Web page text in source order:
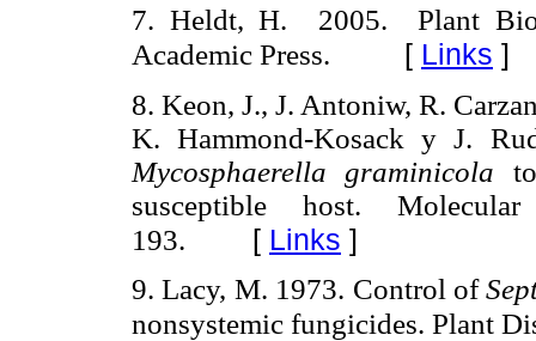
7. Heldt, H. 2005. Plant
Academic Press.
[ Links ]
8. Keon, J., J. Antoniw, R.
K. Hammond-Kosack y J.
Mycosphaerella graminicola
susceptible host.
193. [ Links ]
9. Lacy, M. 1973. Control of
nonsystemic fungicides. Plant